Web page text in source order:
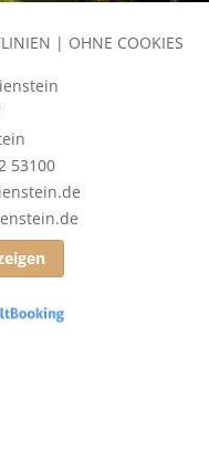
| OHNE COOKIES
53100